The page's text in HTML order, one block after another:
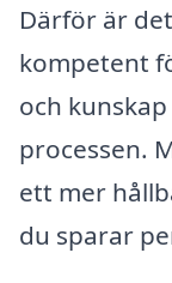
Därför är
kompetent
och
processen.
ett mer
du sparar